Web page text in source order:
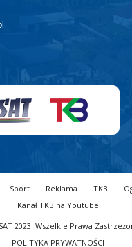
Sport Reklama TKB
Kanał TKB na Youtube
2023. Wszelkie Prawa
POLITYKA PRYWATNOŚCI